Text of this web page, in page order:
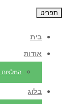
תפריט
בית
אודות
המלצות
בלוג